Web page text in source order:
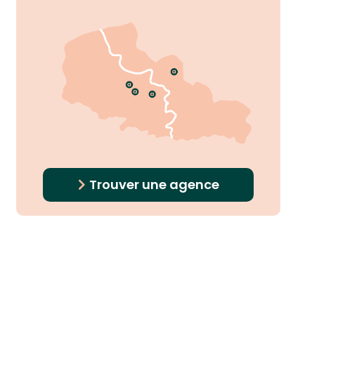
Trouver une agence